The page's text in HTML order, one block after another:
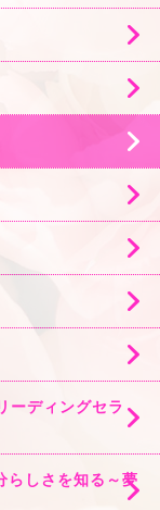
ーディングセラ
らしさを知る～夢